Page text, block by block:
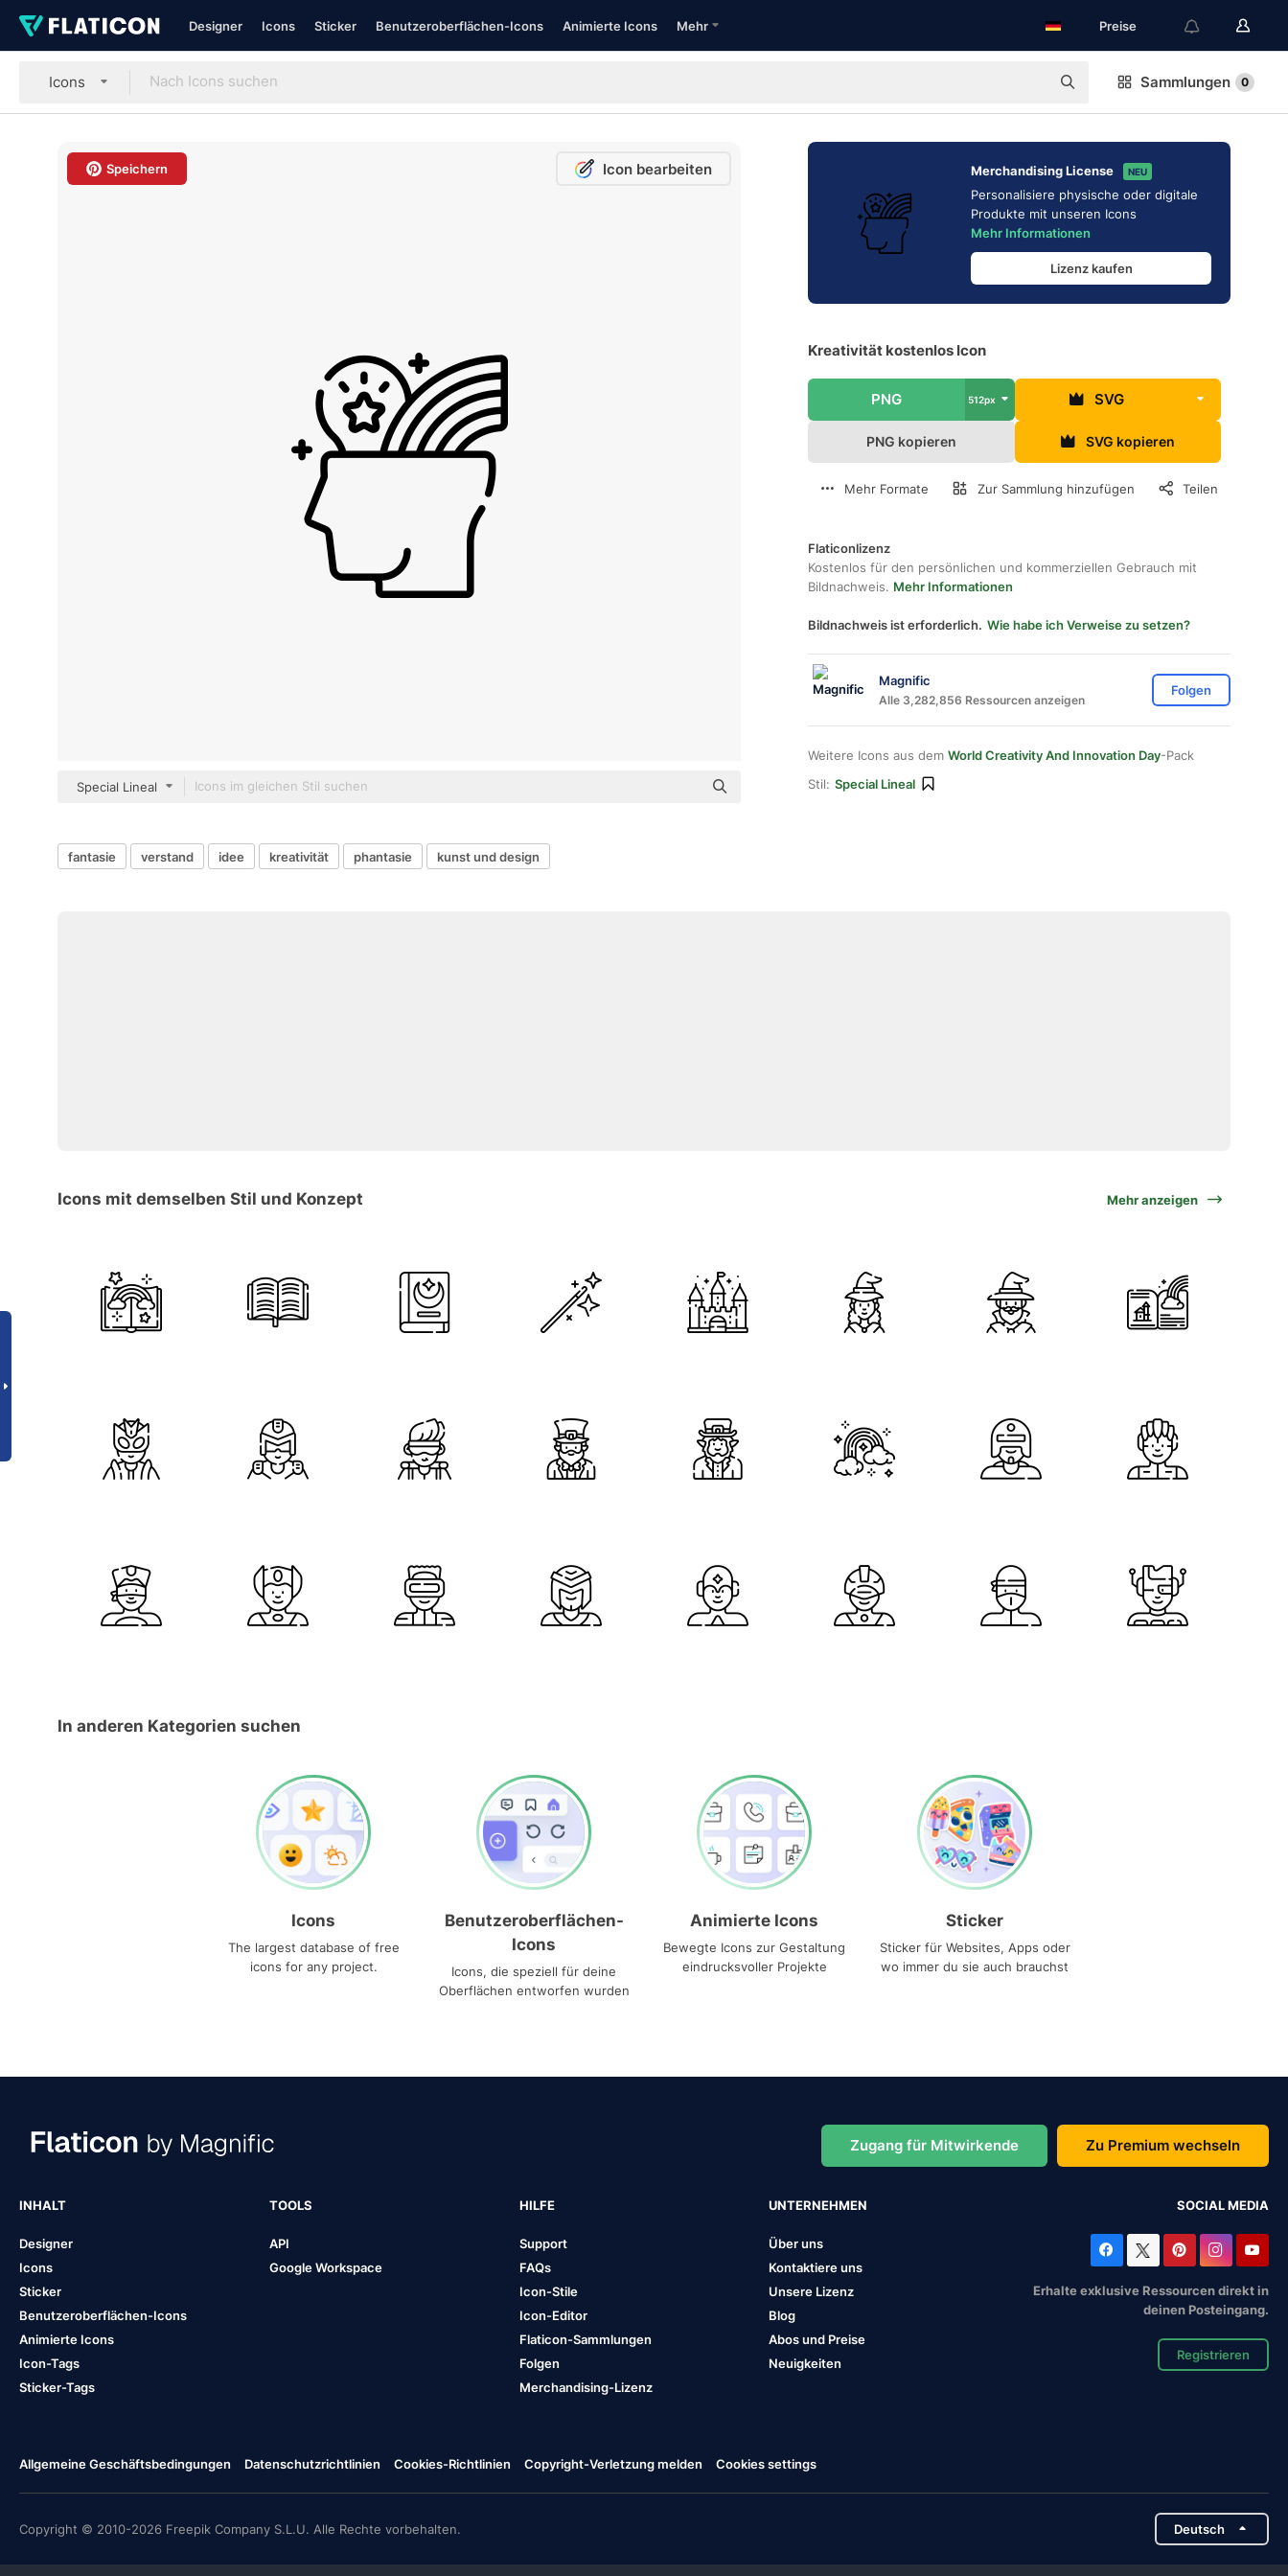
Designer Icons Sticker Benutzeroberflächen-Icons Animierte Icons Mehr Preise
Icons Sammlungen 0
Speichern Icon bearbeiten
Special Lineal
Merchandising License NEU
Personalisiere physische oder digitale
Produkte mit unseren Icons
Mehr Informationen
Lizenz kaufen
Kreativität kostenlos Icon
PNG 512px SVG
PNG kopieren SVG kopieren
Mehr Formate Zur Sammlung hinzufügen Teilen
Flaticonlizenz
Kostenlos für den persönlichen und kommerziellen Gebrauch mit
Bildnachweis. Mehr Informationen
Bildnachweis ist erforderlich. Wie habe ich Verweise zu setzen?
Magnific
Alle 3,282,856 Ressourcen anzeigen
Folgen
Weitere Icons aus dem World Creativity And Innovation Day-Pack
Stil: Special Lineal
fantasie verstand idee kreativität phantasie kunst und design
Icons mit demselben Stil und Konzept Mehr anzeigen
In anderen Kategorien suchen
Icons
The largest database of free
icons for any project.
Benutzeroberflächen-
Icons
Icons, die speziell für deine
Oberflächen entworfen wurden
Animierte Icons
Bewegte Icons zur Gestaltung
eindrucksvoller Projekte
Sticker
Sticker für Websites, Apps oder
wo immer du sie auch brauchst
Zugang für Mitwirkende Zu Premium wechseln
INHALT
Designer
Icons
Sticker
Benutzeroberflächen-Icons
Animierte Icons
Icon-Tags
Sticker-Tags
TOOLS
API
Google Workspace
HILFE
Support
FAQs
Icon-Stile
Icon-Editor
Flaticon-Sammlungen
Folgen
Merchandising-Lizenz
UNTERNEHMEN
Über uns
Kontaktiere uns
Unsere Lizenz
Blog
Abos und Preise
Neuigkeiten
SOCIAL MEDIA
Erhalte exklusive Ressourcen direkt in
deinen Posteingang.
Registrieren
Allgemeine Geschäftsbedingungen Datenschutzrichtlinien Cookies-Richtlinien Copyright-Verletzung melden Cookies settings
Copyright © 2010-2026 Freepik Company S.L.U. Alle Rechte vorbehalten. Deutsch